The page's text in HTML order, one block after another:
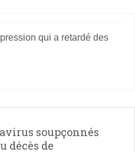
qui a retardé des
soupçonnés
décès de